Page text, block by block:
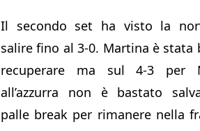
Il secondo set ha visto la
salire fino al 3-0. Martina è stata
recuperare ma sul 4-3 per
all’azzurra non è bastato
palle break per rimanere nella